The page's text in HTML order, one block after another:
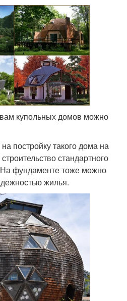
купольных домов можно
постройку такого дома на
стандартного
фундаменте тоже можно
жилья.